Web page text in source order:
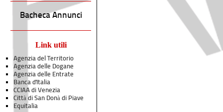
Bacheca Annunci
Link utili
Agenzia del Territorio
Agenzia delle Dogane
Agenzia delle Entrate
Banca d'Italia
CCIAA di Venezia
Città di San Donà di Piave
Equitalia